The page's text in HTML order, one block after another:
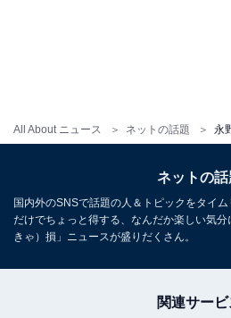
All About ニュース ネットの話題
ネットの話
国内外のSNSで話題の人＆トピックをタイ
だけでちょっと得する、なんだか楽しい気
きゃ）損」ニュースが盛りだくさん。
関連サービ